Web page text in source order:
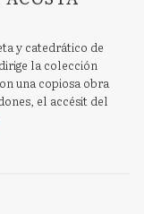
y catedrático de
la colección
una copiosa obra
el accésit del